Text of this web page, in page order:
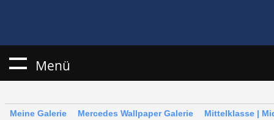
Menü
Meine Galerie Mercedes Wallpaper Galerie
Mittelklasse |